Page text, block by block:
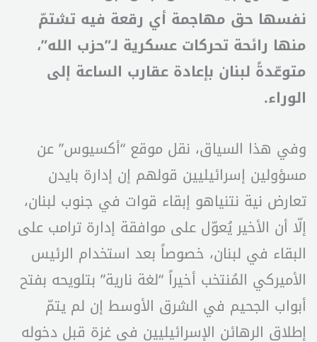
نفسها حق مهاجمة أي رقعة فيه تشتمّ
منها رائحة تحركات عسكرية لـ”حزب الله”،
متوعّدةً لبنان بإعادة عقارب الساعة إلى
الوراء.
وفي هذا السياق، نقل موقع “أكسيوس” عن
مسؤولين إسرائيليين قولهم إن إدارة بايدن
تعارض نية نتنياهو إبقاء قوات في جنوب لبنان،
إلّا أن الأخير يُعوّل على موافقة إدارة ترامب على
البقاء في لبنان، خصوصاً بعد استخدام الرئيس
الأميركي المُنتخب أخيراً “لغة نارية” بتلويحه بفتح
أبواب الجحيم في الشرق الأوسط إن لم يتمّ
إطلاق الرهائن الإسرائيليين في غزة قبل دخوله